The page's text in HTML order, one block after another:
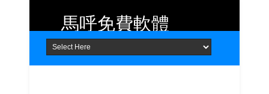
Home About Contact
馬呼免費軟體
提供 Android、iOS 好用的手機應用
程式及 Windows 免費軟體